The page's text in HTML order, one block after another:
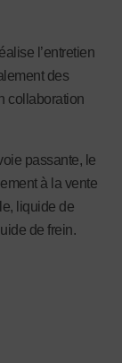
l’entretien
des
collaboration
passante, le
à la vente
liquide de
de frein.